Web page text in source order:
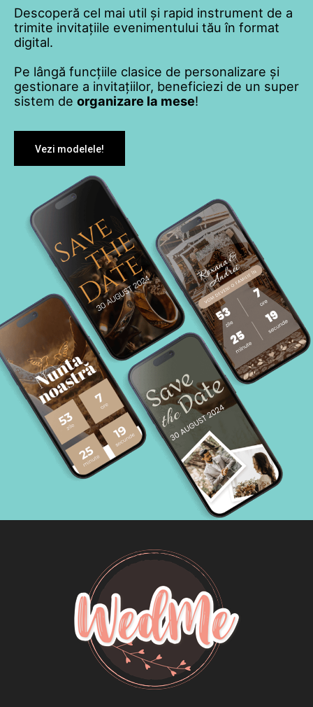
Descoperă cel mai util și rapid instrument de a
trimite invitațiile evenimentului tău în format
digital.
Pe lângă funcțiile clasice de personalizare și
gestionare a invitațiilor, beneficiezi de un super
sistem de organizare la mese!
Vezi modelele!